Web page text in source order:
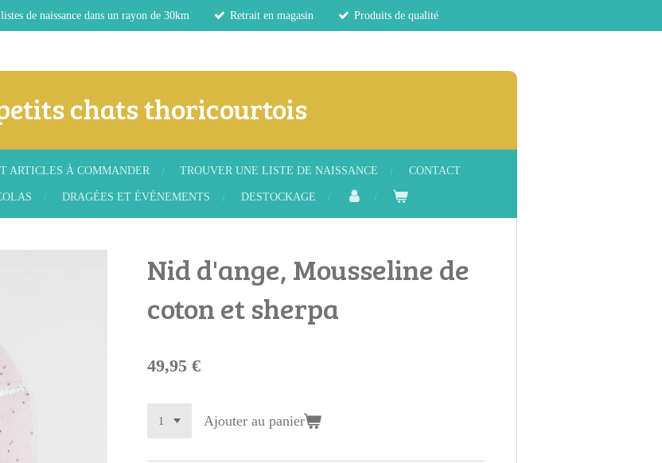
de naissance dans un rayon de 30km Retrait en magasin Produits de qualité
chats thoricourtois
ARTICLES À COMMANDER TROUVER UNE LISTE DE NAISSANCE CONTACT
DRAGÉES ET ÉVÉNEMENTS DESTOCKAGE
Nid d'ange, Mousseline de
coton et sherpa
49,95 €
Ajouter au panier